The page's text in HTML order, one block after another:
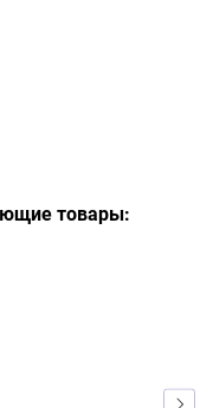
товары: